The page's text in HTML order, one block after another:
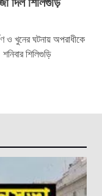
ও খুনের ঘটনায় অপরাধীকে
শিলিগুড়ি